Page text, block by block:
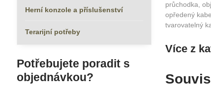
průchodka,
opředený
tvarovatelný
Více z
Herní konzole a příslušenství
Terarijní potřeby
Potřebujete poradit s
objednávkou?